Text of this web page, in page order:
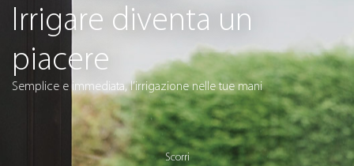
Irrigare diventa un
piacere
Semplice e immediata, l’irrigazione nelle tue mani
Scorri